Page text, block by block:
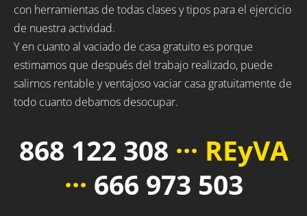
con herramientas de todas clases y tipos para el ejercicio
de nuestra actividad.
Y en cuanto al vaciado de casa gratuito es porque
estimamos que después del trabajo realizado, puede
salirnos rentable y ventajoso vaciar casa gratuitamente de
todo cuanto debamos desocupar.
868 122 308 ··· REyVA
··· 666 973 503